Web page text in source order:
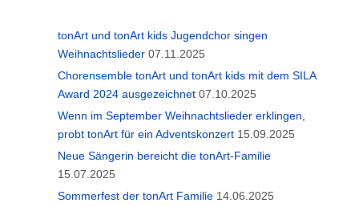
tonArt und tonArt kids Jugendchor singen
Weihnachtslieder 07.11.2025
Chorensemble tonArt und tonArt kids mit dem SILA
Award 2024 ausgezeichnet 07.10.2025
Wenn im September Weihnachtslieder erklingen,
probt tonArt für ein Adventskonzert 15.09.2025
Neue Sängerin bereicht die tonArt-Familie
15.07.2025
Sommerfest der tonArt Familie 14.06.2025